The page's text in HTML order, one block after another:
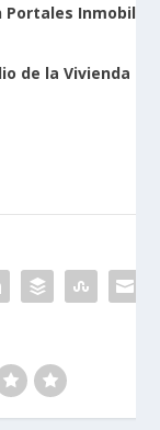
Portales
de la Vivienda en